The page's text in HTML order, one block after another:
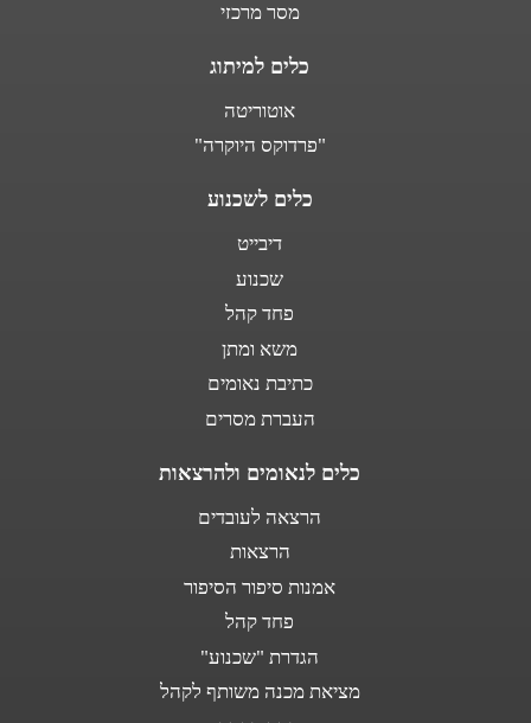
מסר מרכזי
כלים למיתוג
אוטוריטה
"פרדוקס היוקרה"
כלים לשכנוע
דיבייט
שכנוע
פחד קהל
משא ומתן
כתיבת נאומים
העברת מסרים
כלים לנאומים ולהרצאות
הרצאה לעובדים
הרצאות
אמנות סיפור הסיפור
פחד קהל
הגדרת "שכנוע"
מציאת מכנה משותף לקהל